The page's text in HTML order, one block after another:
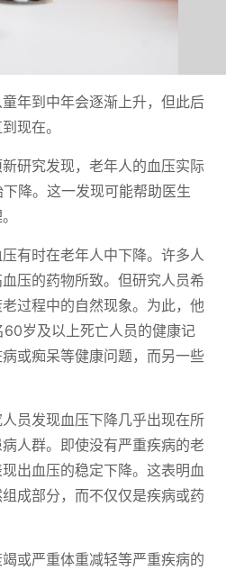
年到中年会逐渐上升，但此后
现在。
研究发现，老年人的血压实际
降。这一发现可能帮助医生
有时在老年人中下降。许多人
压的药物所致。但研究人员希
过程中的自然现象。为此，他
岁及以上死亡人员的健康记
或痴呆等健康问题，而另一些
员发现血压下降几乎出现在所
人群。即使没有严重疾病的老
出血压的稳定下降。这表明血
成部分，而不仅仅是疾病或药
或严重体重减轻等严重疾病的